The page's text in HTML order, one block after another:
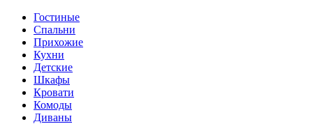
Гостиные
Спальни
Прихожие
Кухни
Детские
Шкафы
Кровати
Комоды
Диваны